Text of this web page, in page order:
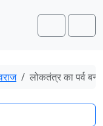
Search
लोकतंत्र का पर्व